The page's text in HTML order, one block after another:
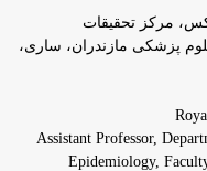
مرکز تحقیقات
پزشکی مازندران، ساری،
Assistant Professor,
Epidemiology,